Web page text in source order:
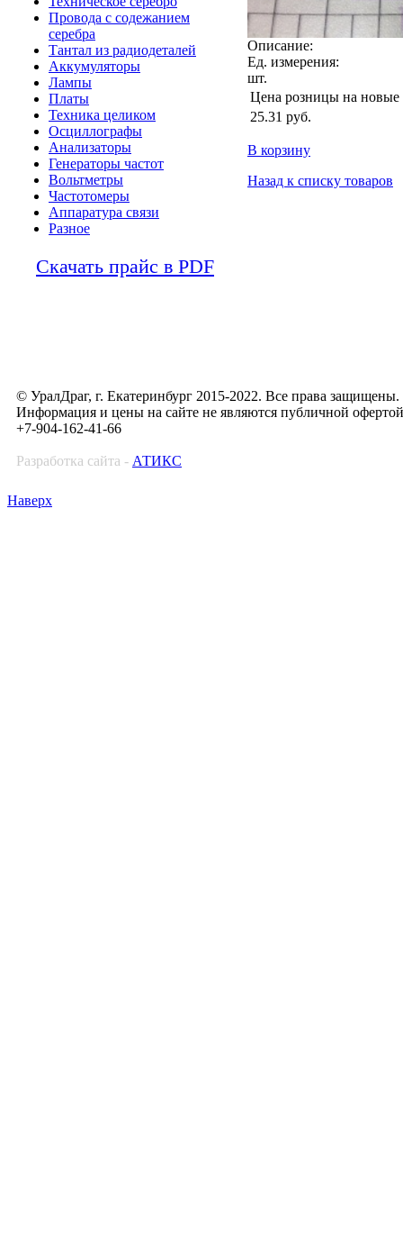
Провода с содежанием
серебра
Тантал из радиодеталей
Аккумуляторы
Лампы
Платы
Техника целиком
Осциллографы
Анализаторы
Генераторы частот
Вольтметры
Частотомеры
Аппаратура связи
Разное
Скачать прайс в PDF
Описание:
Ед. измерения:
шт.
Цена розницы на новые
25.31 руб.
В корзину
Назад к списку товаров
© УралДраг, г. Екатеринбург 2015-2022. Все права защищены.
Информация и цены на сайте не являются публичной офертой
+7-904-162-41-66
Разработка сайта - АТИКС
Наверх